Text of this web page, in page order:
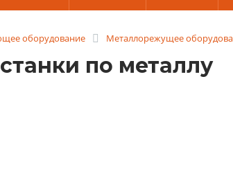
оборудование Металлорежущее
по металлу